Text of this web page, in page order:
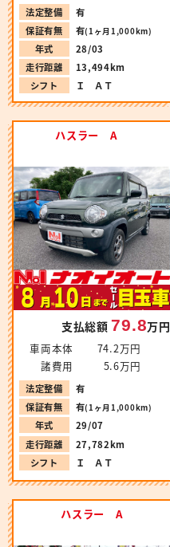
法定整備
有
保証有無
有(1ヶ月1,000km)
年式
28/03
走行距離
13,494km
シフト
Ｉ ＡＴ
ハスラー A
支払総額 79.8万円
車両本体
74.2万円
諸費用
5.6万円
法定整備
有
保証有無
有(1ヶ月1,000km)
年式
29/07
走行距離
27,782km
シフト
Ｉ ＡＴ
ハスラー A